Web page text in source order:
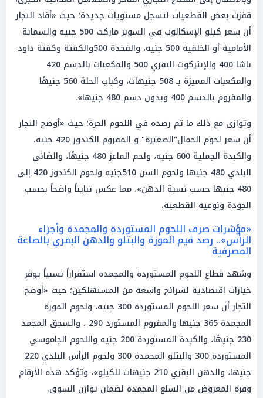
قفزت بعض القطعيات لتسجل مستويات جديدة؛ حيث «أفاد التجار
أن سعر كيلو الإسكالوب في السوبر ماركت 500 جنيه والسمانة
الأمامية أو الخلفية 500 جنيه، والفخدة 500والكفتة وكفتة داود
باشا 400 والإنتركوت البقري 500 والمكعبات بالدسم 420
والمكعبات المميزة بـ 508 جنيهات، وكباب الحلة 560 جنيهًا
والمفروم بالدسم 400 وبدون دسم 480 جنيها».
وتوازى مع ذلك ما تم رصده في اللحوم الحرة؛ حيث «أوضح التجار
أن سعر لحوم الجمال"الصغيرة" و المفروم الكندوز 420 جنيه،
والكبدة الجملية 600 جنيه، ولحم الماعز 480 جنيهًا، والضاني
البلدي 480 جنيها ولحوم السن 510جنيه ولحوم الكندوز 420 إلى
480 جنيها حسب نسبة الدهن»، مما عكس تبايناً واضحاً بحسب
الجودة ونوعية القطعية.
«مؤشرات صرف اللحوم المستوردة والمجمدة وأجزاء
الرأس».. رصد قيم الموزة والبتلو والدهن البقري بالصاغة
المصرفية
وشهد قطاع اللحوم المستوردة والمجمدة استقراراً نسبياً يوفر
خيارات اقتصادية لشرائح واسعة من المستهلكين؛ حيث «أوضح
التجار أن سعر اللحوم المستوردة 300 جنيه، ولحوم الموزة
المجمدة 365 جنيها والمفروم المستورد 290 ، والسجق المجمد
230 جنيهًا، والكبدة المستوردة 200 جنيه واللحوم الجاموسي
المستوردة 300 والبتلو المجمدة 300 ولحوم الرأس البلدي 220
جنيها، والدهن البقري 210 جنيهات للكيلو»، وتؤكد هذه الأرقام
وفرة المعروض من السلع المجمدة لضمان توازن السوق.